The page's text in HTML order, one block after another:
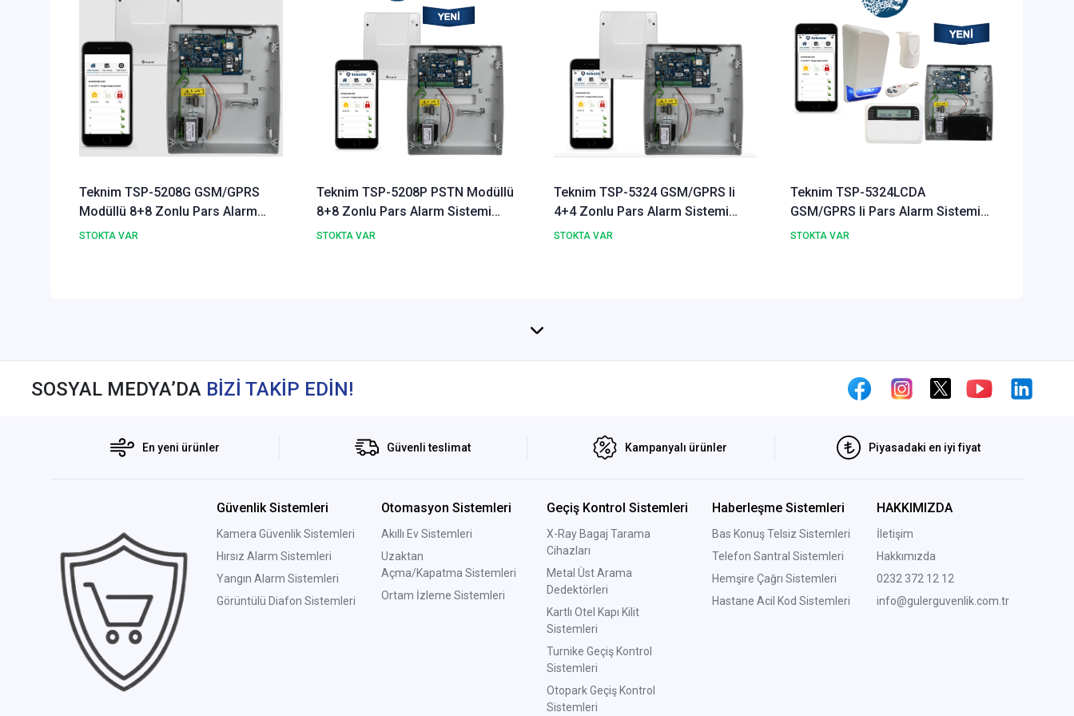
Teknim TSP-5208G GSM/GPRS
Modüllü 8+8 Zonlu Pars Alarm
Sistemi Paneli
STOKTA VAR
Teknim TSP-5208P PSTN Modüllü
8+8 Zonlu Pars Alarm Sistemi
Paneli
STOKTA VAR
Teknim TSP-5324 GSM/GPRS li
4+4 Zonlu Pars Alarm Sistemi
Paneli
STOKTA VAR
Teknim TSP-5324LCDA
GSM/GPRS li Pars Alarm Sistemi
Set Akü Dahil
STOKTA VAR
SOSYAL MEDYA’DA BİZİ TAKİP EDİN!
En yeni ürünler Güvenli teslimat Kampanyalı ürünler Piyasadaki en iyi fiyat
Güvenlik Sistemleri
Kamera Güvenlik Sistemleri
Hırsız Alarm Sistemleri
Yangın Alarm Sistemleri
Görüntülü Diafon Sistemleri
Otomasyon Sistemleri
Akıllı Ev Sistemleri
Uzaktan
Açma/Kapatma Sistemleri
Ortam İzleme Sistemleri
Geçiş Kontrol Sistemleri
X-Ray Bagaj Tarama
Cihazları
Metal Üst Arama
Dedektörleri
Kartlı Otel Kapı Kilit
Sistemleri
Turnike Geçiş Kontrol
Sistemleri
Otopark Geçiş Kontrol
Sistemleri
Haberleşme Sistemleri
Bas Konuş Telsiz Sistemleri
Telefon Santral Sistemleri
Hemşire Çağrı Sistemleri
Hastane Acil Kod Sistemleri
HAKKIMIZDA
İletişim
Hakkımızda
0232 372 12 12
info@gulerguvenlik.com.tr